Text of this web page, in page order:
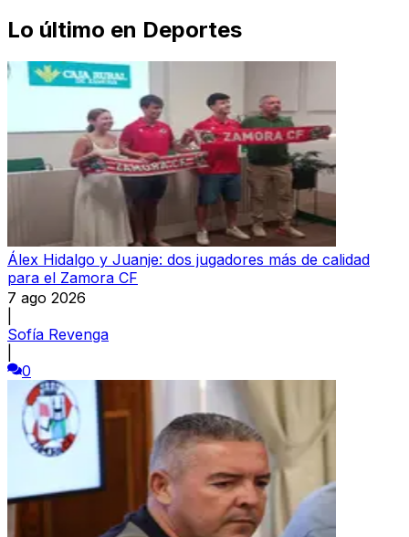
Lo último en Deportes
Álex Hidalgo y Juanje: dos jugadores más de calidad
para el Zamora CF
7 ago 2026
Sofía Revenga
0